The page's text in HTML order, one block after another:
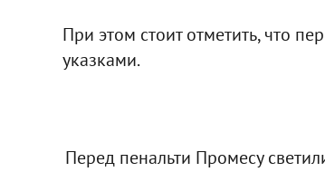
При этом стоит отметить, что
указками.
Перед пенальти Промесу